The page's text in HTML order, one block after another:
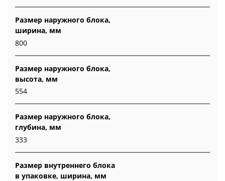
Размер наружного блока,
ширина, мм
800
Размер наружного блока,
высота, мм
554
Размер наружного блока,
глубина, мм
333
Размер внутреннего блока
в упаковке, ширина, мм